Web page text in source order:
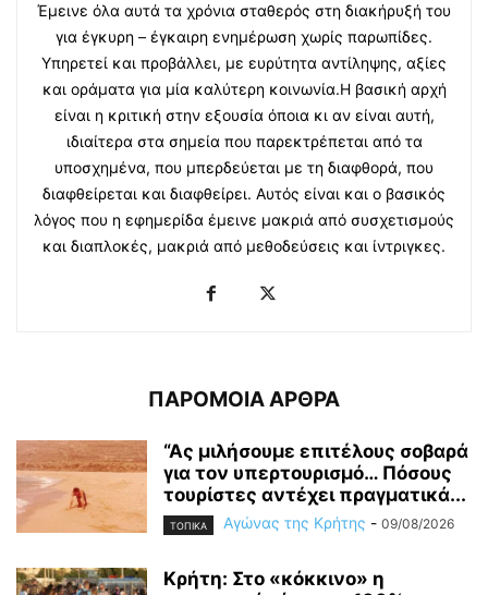
Έμεινε όλα αυτά τα χρόνια σταθερός στη διακήρυξή του
για έγκυρη – έγκαιρη ενημέρωση χωρίς παρωπίδες.
Υπηρετεί και προβάλλει, με ευρύτητα αντίληψης, αξίες
και οράματα για μία καλύτερη κοινωνία.Η βασική αρχή
είναι η κριτική στην εξουσία όποια κι αν είναι αυτή,
ιδιαίτερα στα σημεία που παρεκτρέπεται από τα
υποσχημένα, που μπερδεύεται με τη διαφθορά, που
διαφθείρεται και διαφθείρει. Αυτός είναι και ο βασικός
λόγος που η εφημερίδα έμεινε μακριά από συσχετισμούς
και διαπλοκές, μακριά από μεθοδεύσεις και ίντριγκες.
ΠΑΡΟΜΟΙΑ ΑΡΘΡΑ
“Ας μιλήσουμε επιτέλους σοβαρά
για τον υπερτουρισμό… Πόσους
τουρίστες αντέχει πραγματικά...
ΤΟΠΙΚΑ Αγώνας της Κρήτης - 09/08/2026
Κρήτη: Στο «κόκκινο» η